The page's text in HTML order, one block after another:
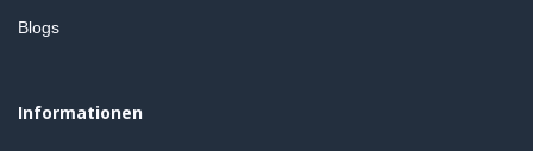
Blogs
Informationen